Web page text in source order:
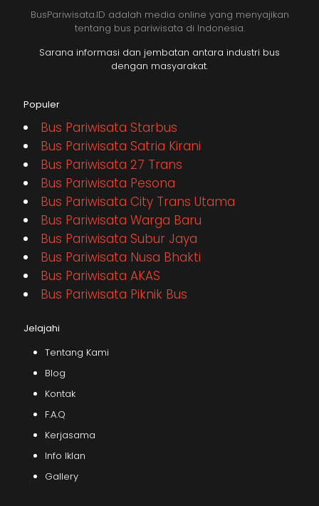
BusPariwisata.ID adalah media online yang menyajikan
tentang bus pariwisata di Indonesia.
Sarana informasi dan jembatan antara industri bus
dengan masyarakat.
Populer
Bus Pariwisata Starbus
Bus Pariwisata Satria Kirani
Bus Pariwisata 27 Trans
Bus Pariwisata Pesona
Bus Pariwisata City Trans Utama
Bus Pariwisata Warga Baru
Bus Pariwisata Subur Jaya
Bus Pariwisata Nusa Bhakti
Bus Pariwisata AKAS
Bus Pariwisata Piknik Bus
Jelajahi
Tentang Kami
Blog
Kontak
F.A.Q
Kerjasama
Info Iklan
Gallery